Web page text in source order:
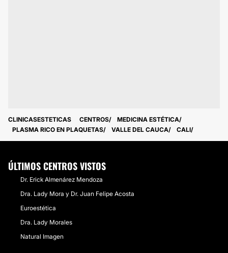
CLINICASESTETICAS CENTROS
MEDICINA ESTÉTICA
PLASMA RICO EN PLAQUETAS
VALLE DEL CAUCA CALI
ÚLTIMOS CENTROS VISTOS
Dr. Erick Almenárez Mendoza
Dra. Lady Mora y Dr. Juan Felipe Acosta
Euroestética
Dra. Lady Morales
Natural Imagen